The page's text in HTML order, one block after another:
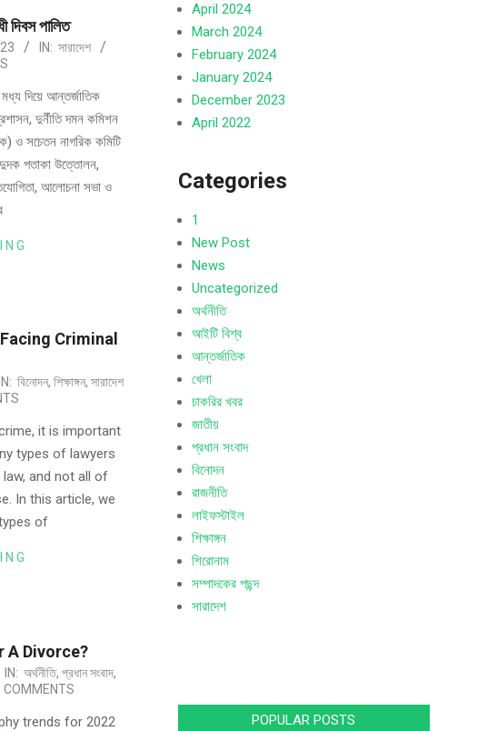
দিবস পালিত
IN: সারাদেশ
মধ্য দিয়ে আন্তর্জাতিক
দুর্নীতি দমন কমিশন
ও সচেতন নাগরিক কমিটি
পতাকা উত্তোলন,
আলোচনা সভা ও
Criminal
IN: বিনোদন, শিক্ষাঙ্গন, সারাদেশ
it is important
types of lawyers
and not all of
In this article, we
of
A Divorce?
IN: অর্থনীতি,প্রধান সংবাদ,
COMMENTS
trends for 2022
April 2024
March 2024
February 2024
January 2024
December 2023
April 2022
Categories
1
New Post
News
Uncategorized
অর্থনীতি
আইটি বিশ্ব
আন্তর্জাতিক
খেলা
চাকরির খবর
জাতীয়
প্রধান সংবাদ
বিনোদন
রাজনীতি
লাইফস্টাইল
শিক্ষাঙ্গন
শিরোনাম
সম্পাদকের পছন্দ
সারাদেশ
POPULAR POSTS